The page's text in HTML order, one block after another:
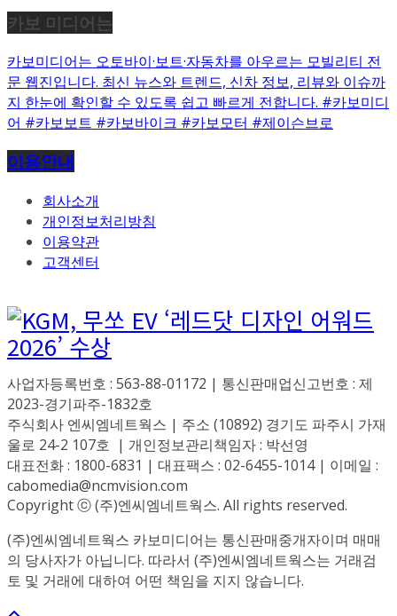
카보 미디어는
카보미디어는 오토바이·보트·자동차를 아우르는 모빌리티 전
문 웹진입니다. 최신 뉴스와 트렌드, 신차 정보, 리뷰와 이슈까
지 한눈에 확인할 수 있도록 쉽고 빠르게 전합니다. #카보미디
어 #카보보트 #카보바이크 #카보모터 #제이슨브로
이용안내
회사소개
개인정보처리방침
이용약관
고객센터
사업자등록번호 : 563-88-01172 | 통신판매업신고번호 : 제
2023-경기파주-1832호
주식회사 엔씨엠네트웍스 | 주소 (10892) 경기도 파주시 가재
울로 24-2 107호 | 개인정보관리책임자 : 박선영
대표전화 : 1800-6831 | 대표팩스 : 02-6455-1014 | 이메일 :
cabomedia@ncmvision.com
Copyright ⓒ (주)엔씨엠네트웍스. All rights reserved.
(주)엔씨엠네트웍스 카보미디어는 통신판매중개자이며 매매
의 당사자가 아닙니다. 따라서 (주)엔씨엠네트웍스는 거래검
토 및 거래에 대하여 어떤 책임을 지지 않습니다.